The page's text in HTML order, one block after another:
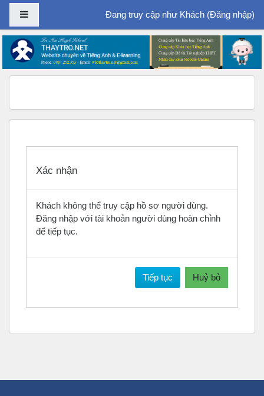
Chuyển tới nội dung chính
Bảng điều khiển cạnhĐang truy cập như Khách (Đăng nhập)
Xác nhận
Khách không thể truy cập hồ sơ người dùng.
Đăng nhập với tài khoản người dùng hoàn chỉnh
để tiếp tục.
Tiếp tục Huỷ bỏ